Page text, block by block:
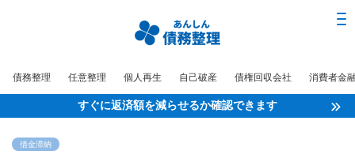
債務整理 任意整理 個人再生 自己破産 債権回収会社 消費者金
すぐに返済額を減らせるか確認できます
借金滞納